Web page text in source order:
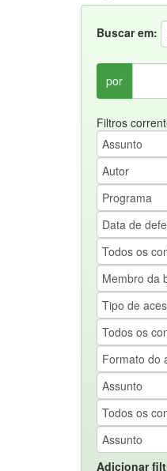
Buscar em:
por
Filtros
Adicionar